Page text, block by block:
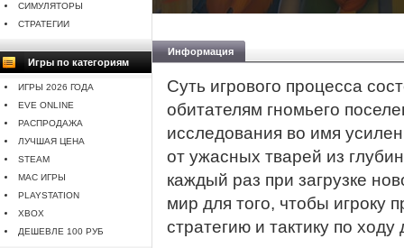
СИМУЛЯТОРЫ
СТРАТЕГИИ
Игры по категориям
ИГРЫ 2026 ГОДА
EVE ONLINE
РАСПРОДАЖА
ЛУЧШАЯ ЦЕНА
STEAM
MAC ИГРЫ
PLAYSTATION
XBOX
ДЕШЕВЛЕ 100 РУБ
Информация
Суть игрового процесса
обитателям гномьего
исследования во имя
от ужасных тварей из
каждый раз при загрузке
мир для того, чтобы игроку
стратегию и тактику по ходу